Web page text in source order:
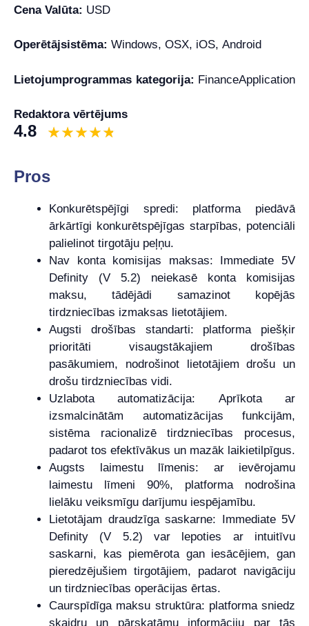
Cena Valūta: USD
Operētājsistēma: Windows, OSX, iOS, Android
Lietojumprogrammas kategorija: FinanceApplication
Redaktora vērtējums
4.8
Pros
Konkurētspējīgi spredi: platforma piedāvā
ārkārtīgi konkurētspējīgas starpības, potenciāli
palielinot tirgotāju peļņu.
Nav konta komisijas maksas: Immediate 5V
Definity (V 5.2) neiekasē konta komisijas
maksu, tādējādi samazinot kopējās
tirdzniecības izmaksas lietotājiem.
Augsti drošības standarti: platforma piešķir
prioritāti visaugstākajiem drošības
pasākumiem, nodrošinot lietotājiem drošu un
drošu tirdzniecības vidi.
Uzlabota automatizācija: Aprīkota ar
izsmalcinātām automatizācijas funkcijām,
sistēma racionalizē tirdzniecības procesus,
padarot tos efektīvākus un mazāk laikietilpīgus.
Augsts laimestu līmenis: ar ievērojamu
laimestu līmeni 90%, platforma nodrošina
lielāku veiksmīgu darījumu iespējamību.
Lietotājam draudzīga saskarne: Immediate 5V
Definity (V 5.2) var lepoties ar intuitīvu
saskarni, kas piemērota gan iesācējiem, gan
pieredzējušiem tirgotājiem, padarot navigāciju
un tirdzniecības operācijas ērtas.
Caurspīdīga maksu struktūra: platforma sniedz
skaidru un pārskatāmu informāciju par tās